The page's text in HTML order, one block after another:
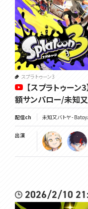
スプラトゥーン3
【スプラトゥー
額サンパロー/未知又
配信ch 未知又バトヤ -
出演
2026/2/10